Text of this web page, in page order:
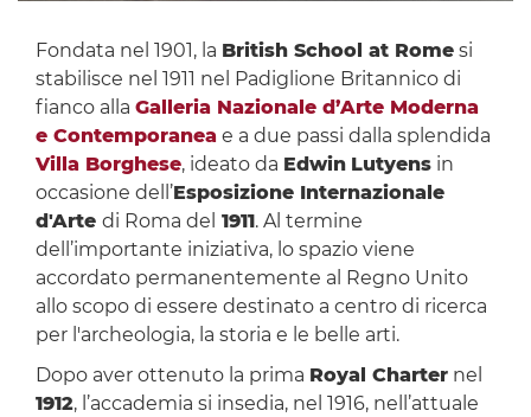
Fondata nel 1901, la British School at Romesi
stabilisce nel 1911 nel Padiglione Britannico di
fianco alla Galleria Nazionale d’Arte Moderna
e Contemporaneae a due passi dalla splendida
Villa Borghese, ideato da Edwin Lutyensin
occasione dell’Esposizione Internazionale
d'Arte di Roma del 1911. Al termine
dell’importante iniziativa, lo spazio viene
accordato permanentemente al Regno Unito
allo scopo di essere destinato a centro di ricerca
per l'archeologia, la storia e le belle arti.
Dopo aver ottenuto la prima Royal Charternel
1912, l’accademia si insedia, nel 1916, nell’attuale